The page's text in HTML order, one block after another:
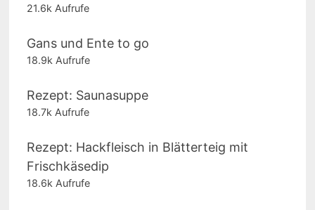
21.6k Aufrufe
Gans und Ente to go
18.9k Aufrufe
Rezept: Saunasuppe
18.7k Aufrufe
Rezept: Hackfleisch in Blätterteig mit
Frischkäsedip
18.6k Aufrufe